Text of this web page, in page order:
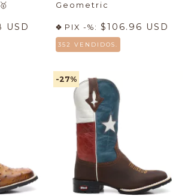
🥇
USD
Geometric
PIX -%: $106.96 USD
352 VENDIDOS.
-27%